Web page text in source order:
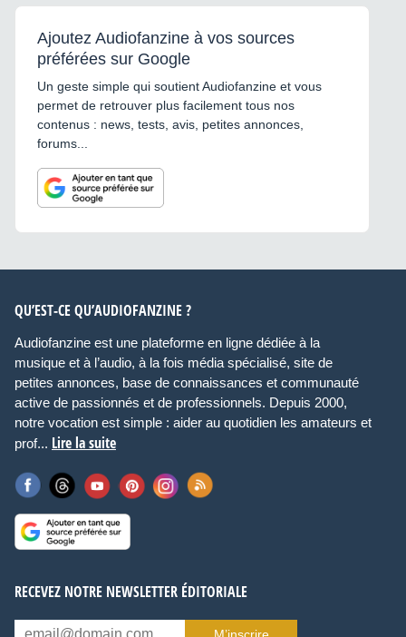
Ajoutez Audiofanzine à vos sources
préférées sur Google
Un geste simple qui soutient Audiofanzine et vous
permet de retrouver plus facilement tous nos
contenus : news, tests, avis, petites annonces,
forums...
QU’EST-CE QU’AUDIOFANZINE ?
Audiofanzine est une plateforme en ligne dédiée à la
musique et à l’audio, à la fois média spécialisé, site de
petites annonces, base de connaissances et communauté
active de passionnés et de professionnels. Depuis 2000,
notre vocation est simple : aider au quotidien les amateurs et
prof... Lire la suite
RECEVEZ NOTRE NEWSLETTER ÉDITORIALE